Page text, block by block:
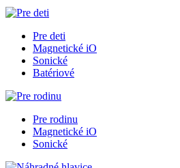
Pre deti
Magnetické iO
Sonické
Batériové
Pre rodinu
Magnetické iO
Sonické